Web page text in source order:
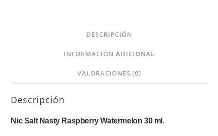
DESCRIPCIÓN
INFORMACIÓN ADICIONAL
VALORACIONES (0)
Descripción
Nic Salt Nasty Raspberry Watermelon 30 ml.